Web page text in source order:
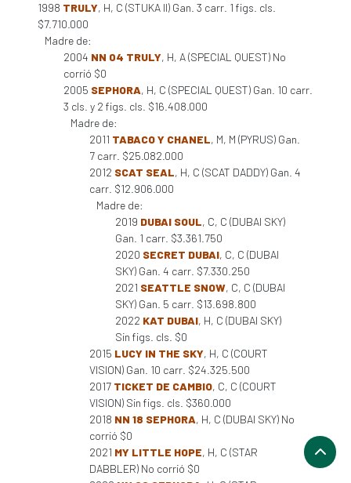
1998 TRULY, H, C (STUKA II) Gan. 3 carr. 1 figs. cls.
$7.710.000
Madre de:
2004 NN 04 TRULY, H, A (SPECIAL QUEST) No
corrió $0
2005 SEPHORA, H, C (SPECIAL QUEST) Gan. 10 carr.
3 cls. y 2 figs. cls. $16.408.000
Madre de:
2011 TABACO Y CHANEL, M, M (PYRUS) Gan.
7 carr. $25.082.000
2012 SCAT SEAL, H, C (SCAT DADDY) Gan. 4
carr. $12.906.000
Madre de:
2019 DUBAI SOUL, C, C (DUBAI SKY)
Gan. 1 carr. $3.361.750
2020 SECRET DUBAI, C, C (DUBAI
SKY) Gan. 4 carr. $7.330.250
2021 SEATTLE SNOW, C, C (DUBAI
SKY) Gan. 5 carr. $13.698.800
2022 KAT DUBAI, H, C (DUBAI SKY)
Sin figs. cls. $0
2015 LUCY IN THE SKY, H, C (COURT
VISION) Gan. 10 carr. $24.325.500
2017 TICKET DE CAMBIO, C, C (COURT
VISION) Sin figs. cls. $360.000
2018 NN 18 SEPHORA, H, C (DUBAI SKY) No
corrió $0
2021 MY LITTLE HOPE, H, C (STAR
DABBLER) No corrió $0